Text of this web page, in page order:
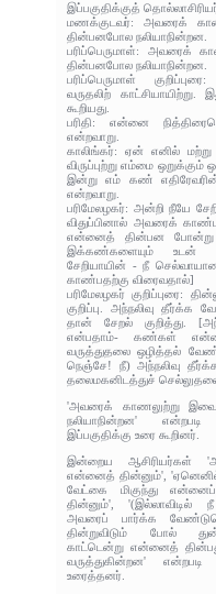
இப்பகுதிக்குத்
மணக்குடவர்: அவரைக்
தின்பனபோல நலியாநின்றன.
பரிப்பெருமாள்: அவரைக்
தின்பனபோல நலியாநின்றன.
பரிப்பெருமாள்
வருதலிற்
கூறியது.
பரிதி: என்னை
என்றவாறு.
காலிங்கர்: ஏன் எனில்
விருப்புற்று எம்மை
இன்று எம் கண்
என்றவாறு.
பரிமேலழகர்: அன்றி நீயே
விதுப்பினால் அவரைக்
என்னைத் தின்பன போன்று
இக்கண்களையும் உடன்
சேறியாயின் - நீ
காண்பதற்கு விரைவதால்]
பரிமேலழகர் குறிப்புரை:
குறிப்பு. அந்நலிவு தீர்க்க
தான் சேறல் குறித்து.
என்பதாம்- கண்கள்
வருத்துதலை ஒழித்தல்
நெஞ்சே! நீ) அந்நலிவு
தலைமகனிடத்துச்
'அவரைக் காணலுற்று
நலியாநின்றன'
இப்பகுதிக்கு உரை கூறினர்.
இன்றைய ஆசிரியர்கள்
என்னைத் தின்னும்',
வேட்கை மிகுந்து
தின்னும்',
அவரைப் பார்க்க
தின்றுவிடும் போல்
காட்டென்று என்னைத்
வருத்துகின்றன'
உரைத்தனர்.